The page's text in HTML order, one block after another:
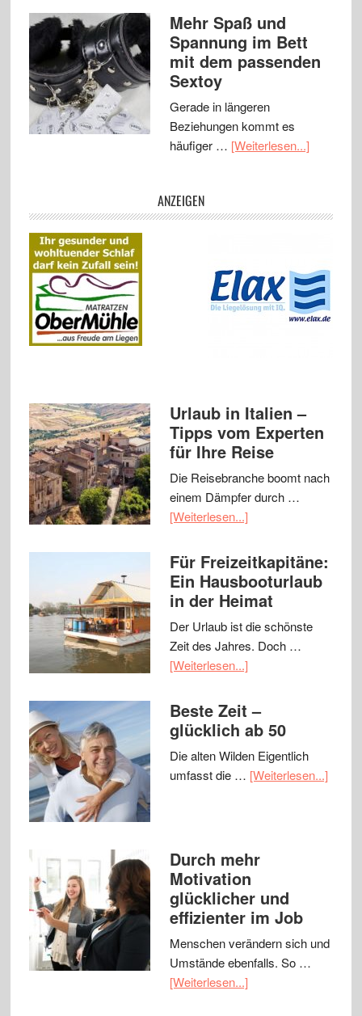
Mehr Spaß und
Spannung im Bett
mit dem passenden
Sextoy
Gerade in längeren
Beziehungen kommt es
häufiger … [Weiterlesen...]
ANZEIGEN
Urlaub in Italien –
Tipps vom Experten
für Ihre Reise
Die Reisebranche boomt nach
einem Dämpfer durch …
[Weiterlesen...]
Für Freizeitkapitäne:
Ein Hausbooturlaub
in der Heimat
Der Urlaub ist die schönste
Zeit des Jahres. Doch …
[Weiterlesen...]
Beste Zeit –
glücklich ab 50
Die alten Wilden Eigentlich
umfasst die … [Weiterlesen...]
Durch mehr
Motivation
glücklicher und
effizienter im Job
Menschen verändern sich und
Umstände ebenfalls. So …
[Weiterlesen...]